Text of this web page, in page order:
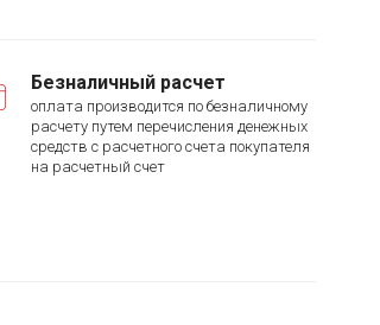
Безналичный расчет
оплата производится по безналичному
расчету путем перечисления денежных
средств с расчетного счета покупателя
на расчетный счет